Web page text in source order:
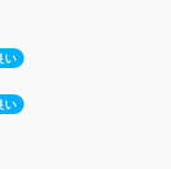
い
い